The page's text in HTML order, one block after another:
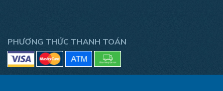
PHƯƠNG THỨC THANH TOÁN